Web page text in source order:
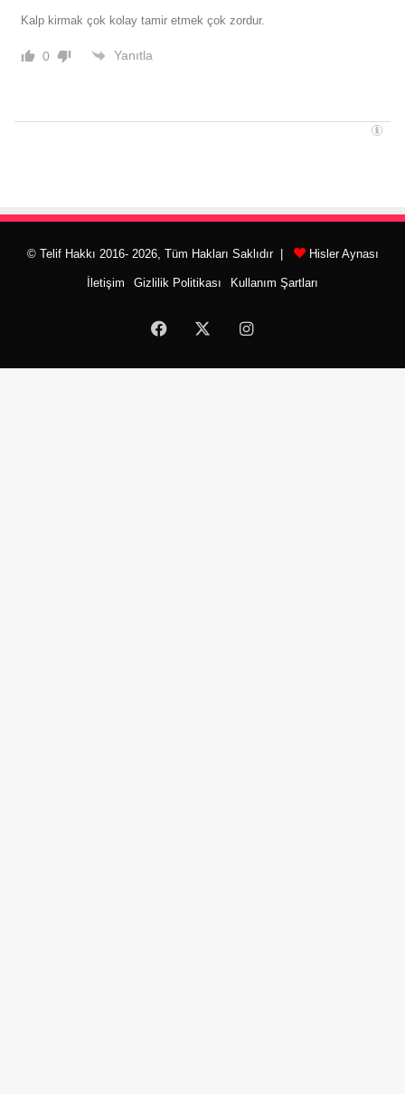
Kalp kirmak çok kolay tamir etmek çok zordur.
0 Yanıtla
© Telif Hakkı 2016- 2026, Tüm Hakları Saklıdır | Hisler Aynası
İletişim Gizlilik Politikası Kullanım Şartları
Facebook Instagram